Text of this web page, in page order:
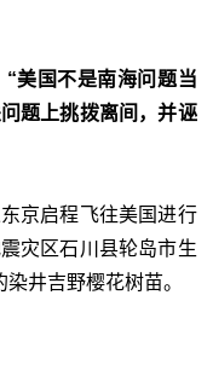
美国不是南海问题当
题上挑拨离间，并诬
京启程飞往美国进行
灾区石川县轮岛市生
染井吉野樱花树苗。